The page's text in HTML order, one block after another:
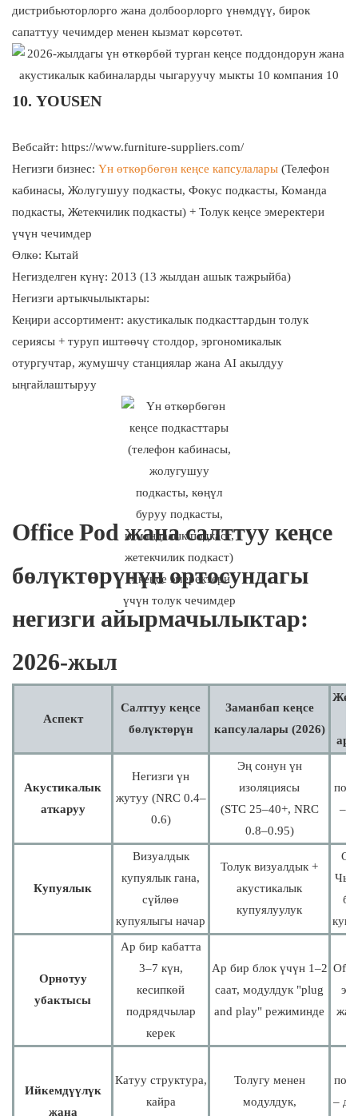
дистрибьюторлорго жана долбоорлорго үнөмдүү, бирок
сапаттуу чечимдер менен кызмат көрсөтөт.
10. YOUSEN
Вебсайт: https://www.furniture-suppliers.com/
Негизги бизнес: Үн өткөрбөгөн кеңсе капсулалары (Телефон
кабинасы, Жолугушуу подкасты, Фокус подкасты, Команда
подкасты, Жетекчилик подкасты) + Толук кеңсе эмеректери
үчүн чечимдер
Өлкө: Кытай
Негизделген күнү: 2013 (13 жылдан ашык тажрыйба)
Негизги артыкчылыктары:
Кеңири ассортимент: акустикалык подкасттардын толук
сериясы + туруп иштөөчү столдор, эргономикалык
отургучтар, жумушчу станциялар жана AI акылдуу
ыңгайлаштыруу
Office Pod жана салттуу кеңсе
бөлүктөрүнүн ортосундагы
негизги айырмачылыктар:
2026-жыл
Аспект
Салттуу кеңсе
бөлүктөрүн
Заманбап кеңсе
капсулалары (2026)
Акустикалык
аткаруу
Негизги үн
жутуу (NRC 0.4–
0.6)
Эң сонун үн
изоляциясы
(STC 25–40+, NRC
0.8–0.95)
–
Купуялык
Визуалдык
купуялык гана,
сүйлөө
купуялыгы начар
Толук визуалдык +
акустикалык
купуялуулук
Орнотуу
убактысы
Ар бир кабатта
3–7 күн,
кесипкөй
подрядчылар
керек
Ар бир блок үчүн 1–2
саат, модулдук "plug
and play" режиминде
Ийкемдүүлүк
жана
Катуу структура,
кайра
Толугу менен
модулдук,
–